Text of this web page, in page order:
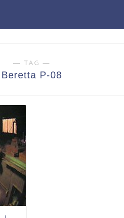
― TAG ―
Beretta P-08